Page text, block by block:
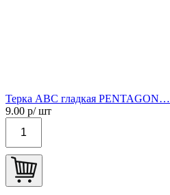
Терка АВС гладкая PENTAGON…
9.00 р/ шт